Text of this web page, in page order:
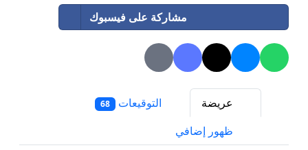
مشاركة على فيسبوك
عريضة التوقيعات 68
ظهور إضافي